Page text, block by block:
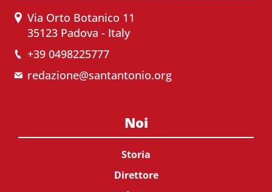
Via Orto Botanico 11
35123 Padova - Italy
+39 0498225777
redazione@santantonio.org
Noi
Storia
Direttore